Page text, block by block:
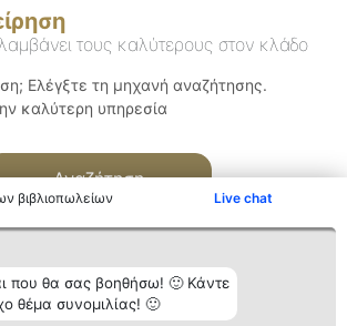
βιβλιοπωλείων Live chat
που θα σας βοηθήσω! 🙂 Κάντε
θέμα συνομιλίας! 🙂
τους καλύτερους στον κλάδο
Ελέγξτε τη μηχανή αναζήτησης.
καλύτερη υπηρεσία
Αναζήτηση